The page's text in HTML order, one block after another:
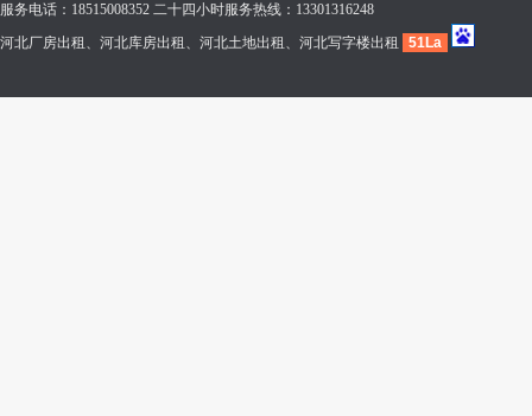
服务电话：18515008352 二十四小时服务热线：13301316248
河北厂房出租、河北库房出租、河北土地出租、河北写字楼出租
51La